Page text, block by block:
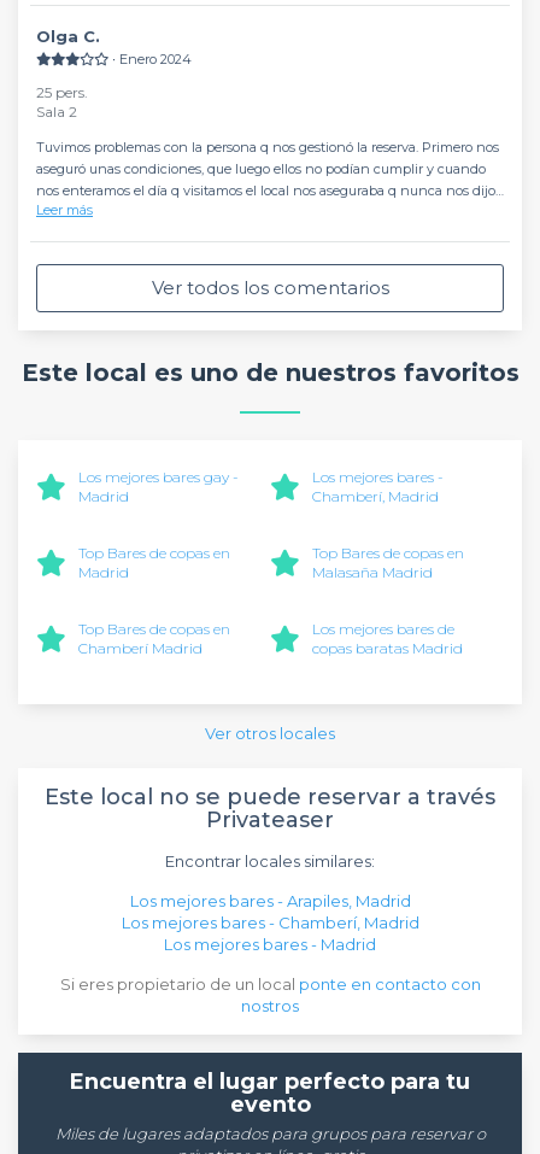
Olga C.
∙ Enero 2024
25 pers.
Sala 2
Tuvimos problemas con la persona q nos gestionó la reserva. Primero nos
aseguró unas condiciones, que luego ellos no podían cumplir y cuando
nos enteramos el día q visitamos el local nos aseguraba q nunca nos dijo
eso. Ademas cuando se compromete a llamarte para algún trámite no lo
la música q te gusta y poner vídeo. Una parte del personal en el local no
Leer más
Ver todos los comentarios
Este local es uno de nuestros favoritos
Los mejores bares gay -
Madrid
Los mejores bares -
Chamberí, Madrid
Top Bares de copas en
Madrid
Top Bares de copas en
Malasaña Madrid
Top Bares de copas en
Chamberí Madrid
Los mejores bares de
copas baratas Madrid
Ver otros locales
Este local no se puede reservar a través
Privateaser
Encontrar locales similares:
Los mejores bares - Arapiles, Madrid
Los mejores bares - Chamberí, Madrid
Los mejores bares - Madrid
Si eres propietario de un local ponte en contacto con
nostros
Encuentra el lugar perfecto para tu
evento
Miles de lugares adaptados para grupos para reservar o